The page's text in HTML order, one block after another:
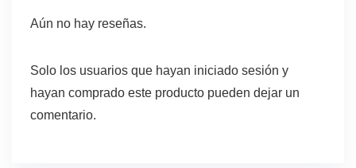
Aún no hay reseñas.
Solo los usuarios que hayan iniciado sesión y
hayan comprado este producto pueden dejar un
comentario.